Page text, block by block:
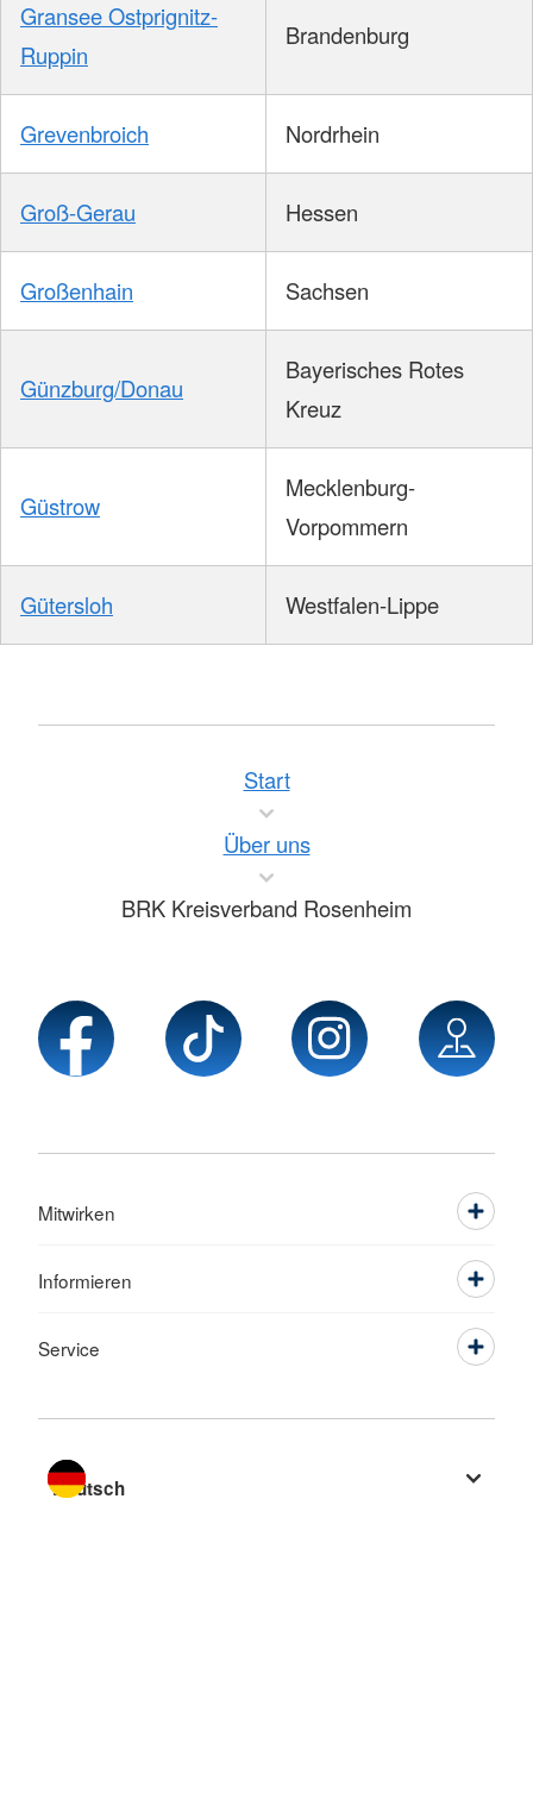
Gransee Ostprignitz-
Ruppin
Brandenburg
Grevenbroich Nordrhein
Groß-Gerau Hessen
Großenhain Sachsen
Günzburg/Donau
Bayerisches Rotes
Kreuz
Güstrow
Mecklenburg-
Vorpommern
Gütersloh Westfalen-Lippe
Start
Über uns
BRK Kreisverband Rosenheim
Mitwirken
Informieren
Service
Sprache wechseln zu